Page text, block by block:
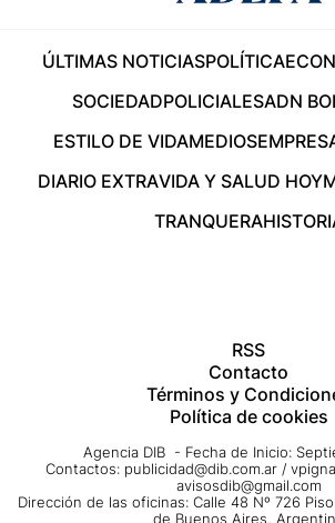
ÚLTIMAS NOTICIASPOLÍTICA
SOCIEDADPOLICIALESADN
ESTILO DE VIDAMEDIOS
DIARIO EXTRAVIDA Y SALUD HOY
TRANQUERA
RSS
Contacto
Términos y
Política de cookies
Agencia DIB - Fecha de Inicio:
Contactos: publicidad@dib.com.ar /
avisosdib@gmail.com
Dirección de las oficinas: Calle 48 Nº 726
de Buenos Aires,